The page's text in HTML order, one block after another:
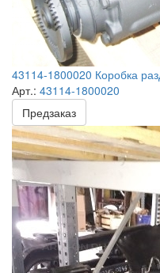
43114-1800020 Коробка
Арт.: 43114-1800020
Предзаказ